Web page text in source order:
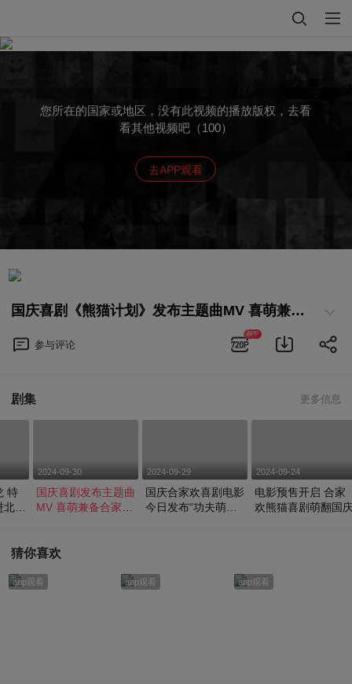
您所在的国家或地区，没有此视频的播放版权，去看
看其他视频吧（100）
去APP观看
国庆喜剧《熊猫计划》发布主题曲MV 喜萌兼备合家观影好选择
参与评论
APP
剧集 更多信息
特
京
2024-09-30
国庆喜剧发布主题曲
MV 喜萌兼备合家观
2024-09-29
国庆合家欢喜剧电影
今日发布“功夫萌
2024-09-24
电影预售开启 合家
欢熊猫喜剧萌翻国
猜你喜欢
app观看 app观看 app观看